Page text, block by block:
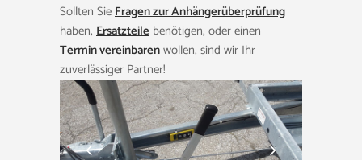
Sollten SieFragen zur Anhängerüberprüfung
haben, Ersatzteile benötigen, oder einen
Termin vereinbarenwollen, sind wir Ihr
zuverlässiger Partner!